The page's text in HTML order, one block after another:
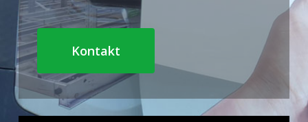
Kontakt